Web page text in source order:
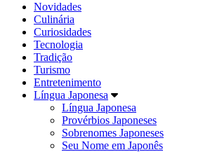
Novidades
Culinária
Curiosidades
Tecnologia
Tradição
Turismo
Entretenimento
Língua Japonesa
Língua Japonesa
Provérbios Japoneses
Sobrenomes Japoneses
Seu Nome em Japonês